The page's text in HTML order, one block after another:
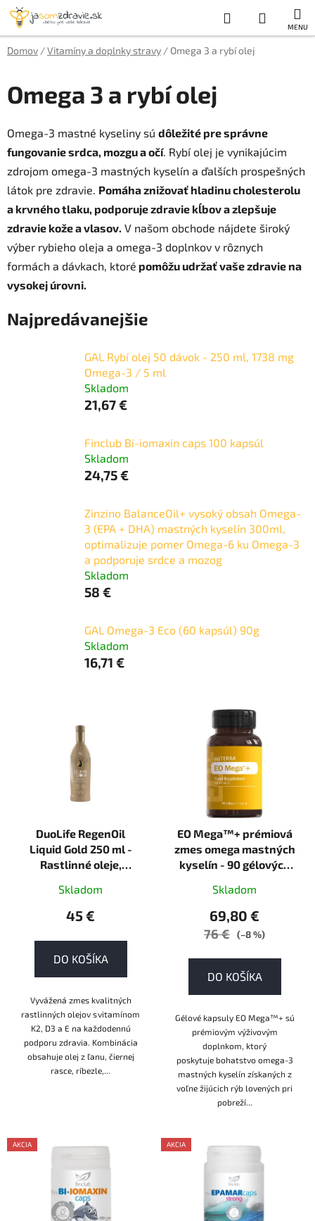
Prejsť
obsah
Hľadať
KOŠÍK
Domov /Vitamíny a doplnky stravy / Omega 3 a rybí olej
Omega 3 a rybí olej
Omega-3 mastné kyseliny sú dôležité pre správne
fungovanie srdca, mozgu a očí. Rybí olej je vynikajúcim
zdrojom omega-3 mastných kyselín a ďalších prospešných
látok pre zdravie. Pomáha znižovať hladinu cholesterolu
a krvného tlaku, podporuje zdravie kĺbov a zlepšuje
zdravie kože a vlasov. V našom obchode nájdete široký
výber rybieho oleja a omega-3 doplnkov v rôznych
formách a dávkach, ktoré pomôžu udržať vaše zdravie na
vysokej úrovni.
Najpredávanejšie
GAL Rybí olej 50 dávok - 250 ml, 1738 mg
Omega-3 / 5 ml
Skladom
21,67 €
Finclub Bi-iomaxin caps 100 kapsúl
Skladom
24,75 €
Zinzino BalanceOil+ vysoký obsah Omega-
3 (EPA + DHA) mastných kyselín 300ml,
optimalizuje pomer Omega-6 ku Omega-3
a podporuje srdce a mozog
Skladom
58 €
GAL Omega-3 Eco (60 kapsúl) 90g
Skladom
16,71 €
DuoLife RegenOil
Liquid Gold 250 ml -
Rastlinné oleje,
zdravé srdce, pečeň a
imunitu
Skladom
45 €
DO KOŠÍKA
Vyvážená zmes kvalitných
rastlinných olejov s vitamínom
K2, D3 a E na každodennú
podporu zdravia. Kombinácia
obsahuje olej z ľanu, čiernej
rasce, ríbezle,...
EO Mega™+ prémiová
zmes omega mastných
kyselín - 90 gélových
Skladom
69,80 €
76 € (–8 %)
DO KOŠÍKA
Gélové kapsuly EO Mega™+ sú
prémiovým výživovým
doplnkom, ktorý
poskytuje bohatstvo omega-3
mastných kyselín získaných z
voľne žijúcich rýb lovených pri
pobreží...
AKCIA
AKCIA